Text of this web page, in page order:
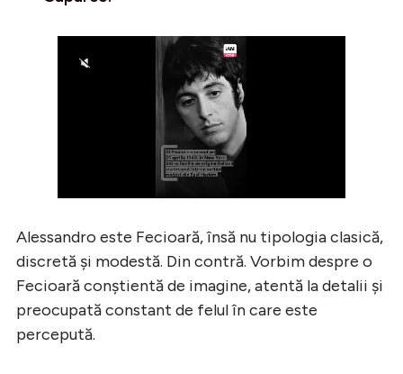
Alessandro este Fecioară, însă nu tipologia clasică,
discretă și modestă. Din contră. Vorbim despre o
Fecioară conștientă de imagine, atentă la detalii și
preocupată constant de felul în care este
percepută.